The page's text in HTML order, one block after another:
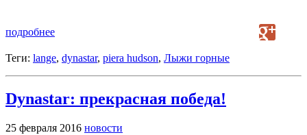
подробнее
Теги: lange, dynastar, piera hudson, Лыжи горные
Dynastar: прекрасная победа!
25 февраля 2016 новости